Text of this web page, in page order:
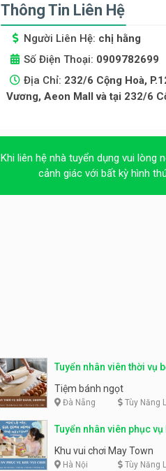
Thông Tin Liên Hệ
Người Liên Hệ: chị hằng
Số Điện Thoại: 0909782699
Địa Chỉ: 232/6 Cộng Hoà,
Vương, Aeon Mall và tại 232/6
Khi liên hệ nhà tuyển dụng vui lòng
cảnh giác với bất kỳ hình
Tuyển nhân viên thời vụ
parttime
Tiệm bánh ngọt
Đà Nẵng Tùy Năng
Tuyển nhân viên phục
parttime linh động
Khu vui chơi May Town
Hà Nội Tùy Năng